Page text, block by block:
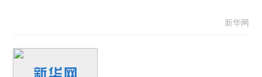
新华网